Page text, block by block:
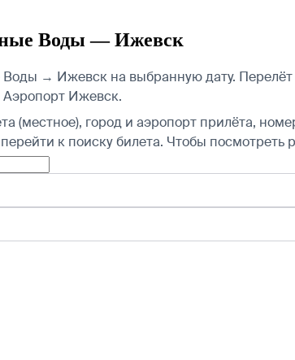
Воды — Ижевск
→ Ижевск на выбранную дату. Перелёт
Ижевск.
(местное), город и аэропорт прилёта,
к поиску билета. Чтобы посмотреть